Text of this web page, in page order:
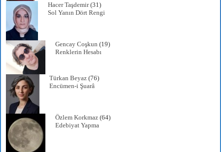
Hacer Taşdemir(31)
Sol Yanın Dört Rengi
Gencay Coşkun (19)
Renklerin Hesabı
Türkan Beyaz (76)
Encümen-i Şuarâ
Özlem Korkmaz (64)
Edebiyat Yapma